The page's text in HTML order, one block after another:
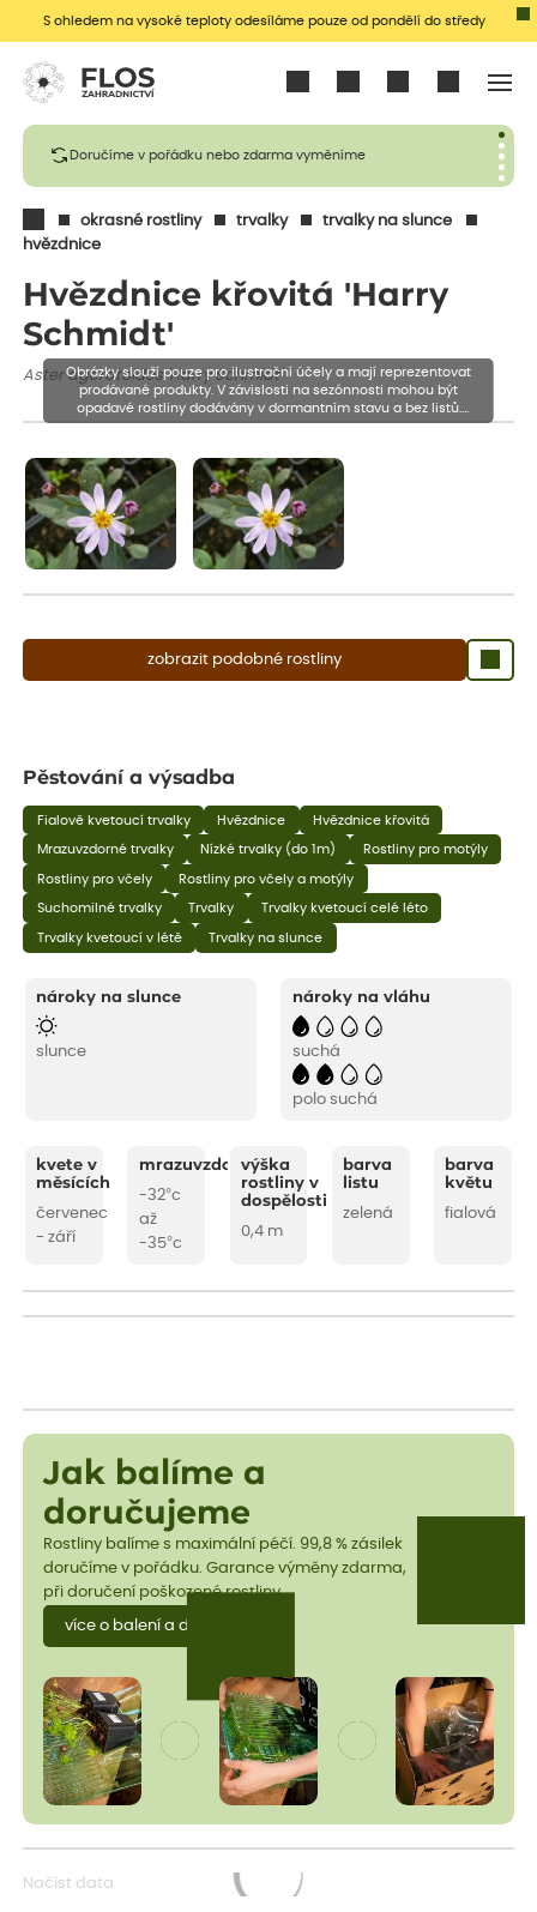
S ohledem na vysoké teploty odesíláme pouze od pondělí do středy
Doručíme v pořádku nebo zdarma vyměníme
okrasné rostliny trvalky
trvalky na slunce
hvězdnice
Hvězdnice křovitá 'Harry
Schmidt'
Aster ageratoides 'Harry Schmidt'
zobrazit podobné rostliny
Obrázky slouží pouze pro ilustrační účely a mají reprezentovat
prodávané produkty. V závislosti na sezónnosti mohou být
opadavé rostliny dodávány v dormantním stavu a bez listů.
Rostliny mohou být také sestřiženy níže, než je uvedená výška,
Pěstování a výsadba
Fialově kvetoucí trvalky Hvězdnice Hvězdnice křovitá
Mrazuvzdorné trvalky Nízké trvalky (do 1m) Rostliny pro motýly
Rostliny pro včely Rostliny pro včely a motýly
Suchomilné trvalky Trvalky Trvalky kvetoucí celé léto
Trvalky kvetoucí v létě Trvalky na slunce
nároky na slunce
slunce
nároky na vláhu
suchá
polo suchá
kvete v
měsících
červenec
- září
mrazuvzdornost
-32°c
až
-35°c
výška
rostliny v
dospělosti
0,4 m
barva
listu
zelená
barva
květu
fialová
Jak balíme a
doručujeme
Rostliny balíme s maximální péčí. 99,8 % zásilek
doručíme v pořádku. Garance výměny zdarma,
při doručení poškozené rostliny.
více o balení a dopravě
Načíst data